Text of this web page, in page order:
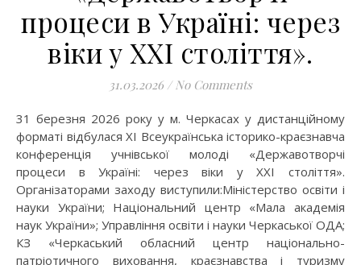
процеси в Україні: через
віки у ХХІ століття».
31.03.2026 / No Comments
31 березня 2026 року у м. Черкасах у дистанційному
форматі відбулася XІ Всеукраїнська історико-краєзнавча
конференція учнівської молоді «Державотворчі
процеси в Україні: через віки у ХХІ століття».
Організаторами заходу виступили:Міністерство освіти і
науки України; Національний центр «Мала академія
наук України»; Управління освіти і науки Черкаської ОДА;
КЗ «Черкаський обласний центр національно-
патріотичного виховання, краєзнавства і туризму